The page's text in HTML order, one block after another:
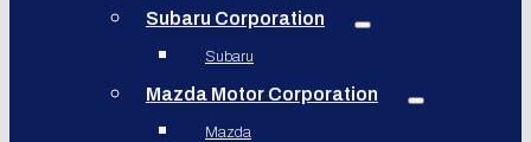
Subaru Corporation
Subaru
Mazda Motor Corporation
Mazda